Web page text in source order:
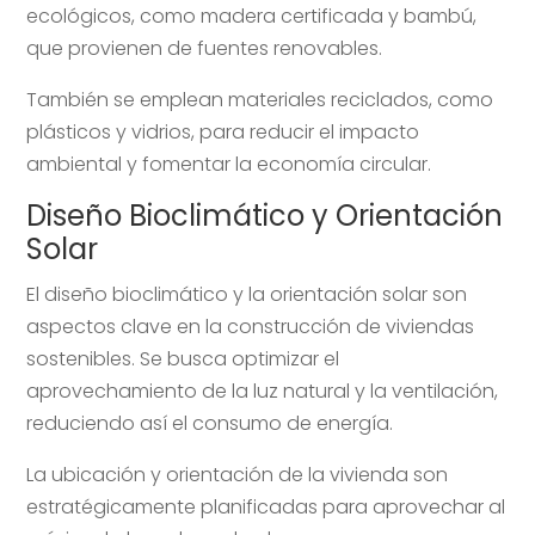
ecológicos, como madera certificada y bambú,
que provienen de fuentes renovables.
También se emplean materiales reciclados, como
plásticos y vidrios, para reducir el impacto
ambiental y fomentar la economía circular.
Diseño Bioclimático y Orientación
Solar
El diseño bioclimático y la orientación solar son
aspectos clave en la construcción de viviendas
sostenibles. Se busca optimizar el
aprovechamiento de la luz natural y la ventilación,
reduciendo así el consumo de energía.
La ubicación y orientación de la vivienda son
estratégicamente planificadas para aprovechar al